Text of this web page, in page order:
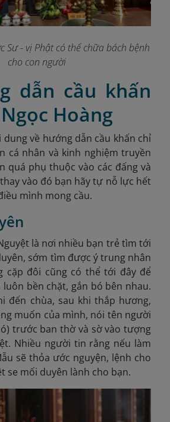
Sư - vị Phật có thể chữa bách bệnh
cho con người
dẫn cầu khấn
Hoàng
dung về hướng dẫn cầu khấn chỉ
cá nhân và kinh nghiệm truyền
quá phụ thuộc vào các đấng và
vào đó bạn hãy tự nỗ lực hết
mình mong cầu.
là nơi nhiều bạn trẻ tìm tới
sớm tìm được ý trung nhân
cặp đôi cũng có thể tới đây để
bền chặt, gắn bó bên nhau.
đến chùa, sau khi thắp hương,
muốn của mình, nói tên người
trước ban thờ và sờ vào tượng
Nhiều người tin rằng nếu làm
sẽ thỏa ước nguyện, lệnh cho
se mối duyên lành cho bạn.